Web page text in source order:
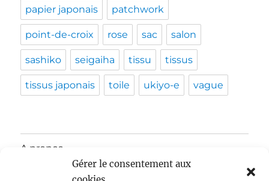
Gérer le consentement aux
papier japonais patchwork
point-de-croix rose sac salon
sashiko seigaiha tissu tissus
tissus japonais toile ukiyo-e vague
A propos
ouvrir